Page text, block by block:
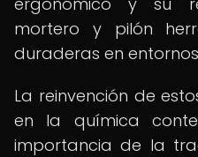
mortero y pilón
duraderas en
La reinvención de
en la química
importancia de la